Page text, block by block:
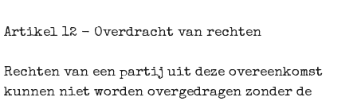
Artikel 12 - Overdracht van rechten
Rechten van een partij uit deze overeenkomst
kunnen niet worden overgedragen zonder de